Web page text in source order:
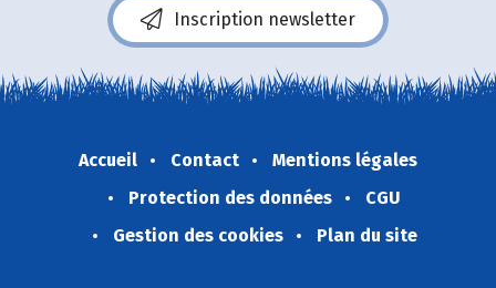
Inscription newsletter
Accueil Contact
Mentions légales
Protection des données
CGU
Gestion des cookies
Plan du site